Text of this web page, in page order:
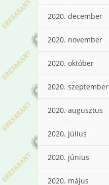
2020. december
2020. november
2020. október
2020. szeptember
2020. augusztus
2020. július
2020. június
2020. május